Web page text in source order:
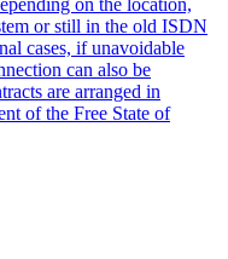
or still in the old ISDN
cases, if unavoidable
can also be
are arranged in
of the Free State of